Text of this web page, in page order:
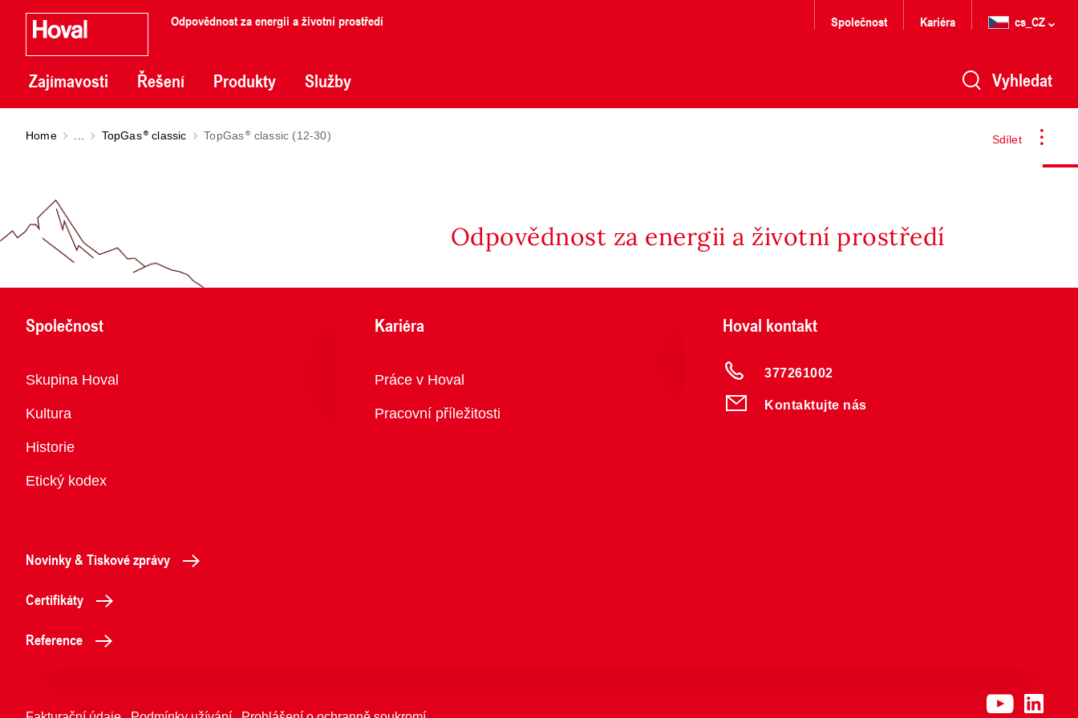
Odpovědnost za energii a životní prostředí
Zajímavosti Řešení Produkty Služby
Společnost Kariéra cs_CZ
Vyhledat
Sdílet
Home TopGas classic TopGas classic (12-30)
Odpovědnost za energii a životní prostředí
Společnost
Přehled
Skupina Hoval
Kultura
Historie
Etický kodex
Kariéra
Přehled
Práce v Hoval
Pracovní příležitosti
Hoval kontakt
377261002
Kontaktujte nás
Novinky & Tiskové zprávy
Certifikáty
Reference